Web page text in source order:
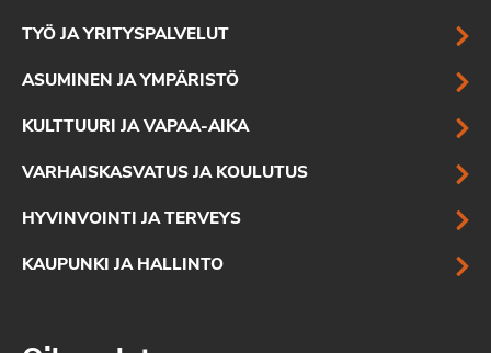
TYÖ JA YRITYSPALVELUT
ASUMINEN JA YMPÄRISTÖ
KULTTUURI JA VAPAA-AIKA
VARHAISKASVATUS JA KOULUTUS
HYVINVOINTI JA TERVEYS
KAUPUNKI JA HALLINTO